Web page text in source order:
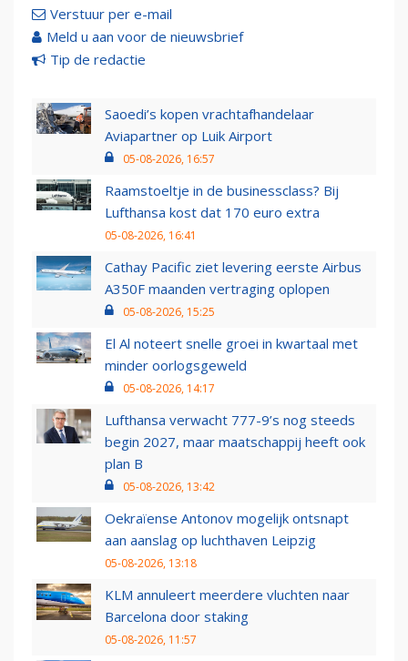
Verstuur per e-mail
Meld u aan voor de nieuwsbrief
Tip de redactie
Saoedi’s kopen vrachtafhandelaar
Aviapartner op Luik Airport
05-08-2026, 16:57
Raamstoeltje in de businessclass? Bij
Lufthansa kost dat 170 euro extra
05-08-2026, 16:41
Cathay Pacific ziet levering eerste Airbus
A350F maanden vertraging oplopen
05-08-2026, 15:25
El Al noteert snelle groei in kwartaal met
minder oorlogsgeweld
05-08-2026, 14:17
Lufthansa verwacht 777-9’s nog steeds
begin 2027, maar maatschappij heeft ook
plan B
05-08-2026, 13:42
Oekraïense Antonov mogelijk ontsnapt
aan aanslag op luchthaven Leipzig
05-08-2026, 13:18
KLM annuleert meerdere vluchten naar
Barcelona door staking
05-08-2026, 11:57